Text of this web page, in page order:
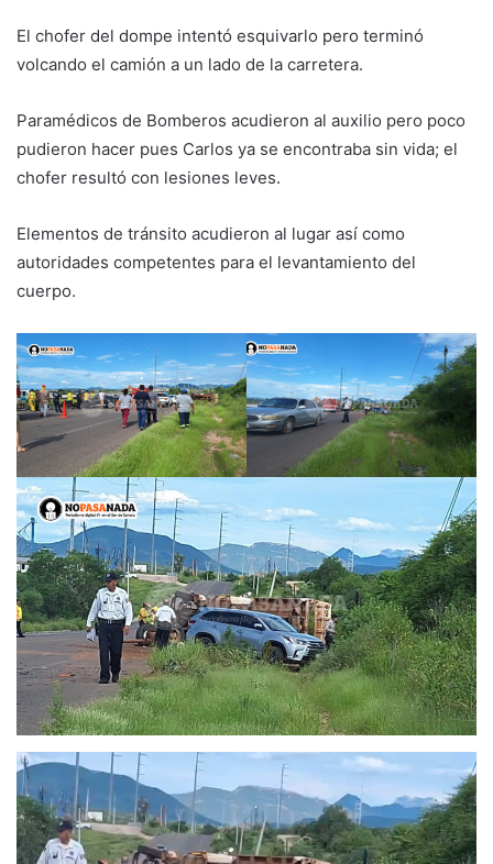
El chofer del dompe intentó esquivarlo pero terminó
volcando el camión a un lado de la carretera.
Paramédicos de Bomberos acudieron al auxilio pero poco
pudieron hacer pues Carlos ya se encontraba sin vida; el
chofer resultó con lesiones leves.
Elementos de tránsito acudieron al lugar así como
autoridades competentes para el levantamiento del
cuerpo.